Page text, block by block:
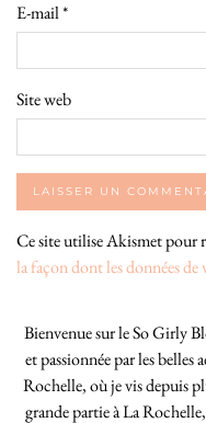
E-mail*
Site web
Ce site utilise Akismet pour
la façon dont les données
Bienvenue sur le So Girly
et passionnée par les belles
Rochelle, où je vis depuis
grande partie à La